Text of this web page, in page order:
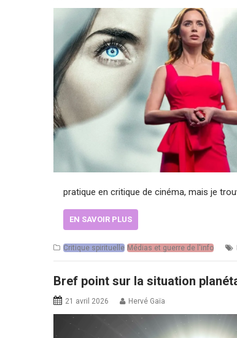
pratique en critique de cinéma, mais je
EN SAVOIR PLUS
Critique spirituelle Médias et guerre de l'info
Bref point sur la situation
21 avril 2026 Hervé Gaïa